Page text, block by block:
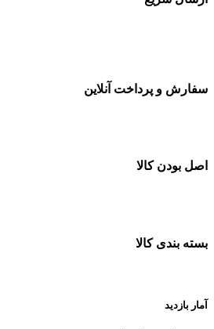
سفارش و پرداخت آنلاین
اصل بودن کالا
بسته بندی کالا
آمار بازدید